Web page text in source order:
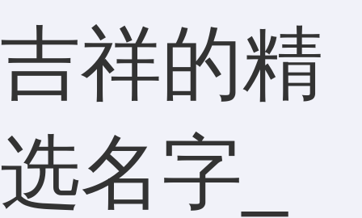
吉祥的精
选名字_